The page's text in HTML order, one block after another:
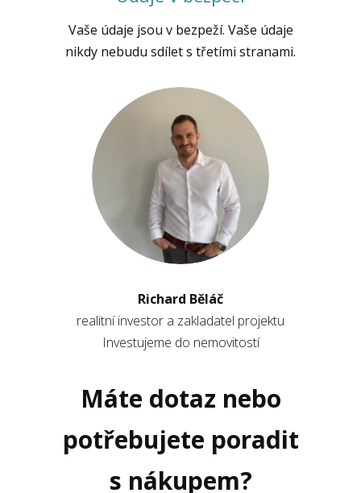
Vaše údaje jsou v bezpeží. Vaše údaje
nikdy nebudu sdílet s třetími stranami.
Richard Běláč
realitní investor a zakladatel projektu
Investujeme do nemovitostí
Máte dotaz nebo
potřebujete poradit
s nákupem?